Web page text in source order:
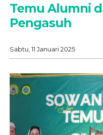
Temu Alumni
Pengasuh
Sabtu, 11 Januari 2025